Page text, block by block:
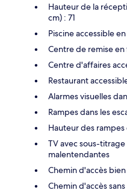
Hauteur de la
cm) : 71
Piscine accessible
Centre de remise
Centre d'affaires
Restaurant
Alarmes visuelles
Rampes dans les
Hauteur des rampes
TV avec sous-
malentendantes
Chemin d'accès
Chemin d'accès